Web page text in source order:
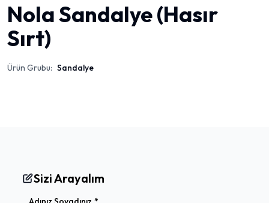
Nola Sandalye (Hasır
Sırt)
Ürün Grubu: Sandalye
Sizi Arayalım